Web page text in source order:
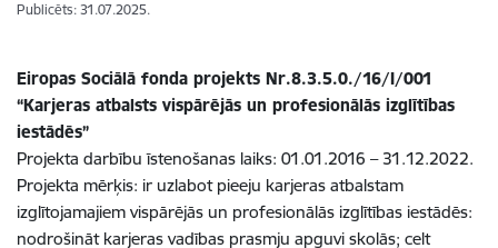
Publicēts: 31.07.2025.
Eiropas Sociālā fonda projekts Nr.8.3.5.0./16/I/001
“Karjeras atbalsts vispārējās un profesionālās izglītības
iestādēs”
Projekta darbību īstenošanas laiks: 01.01.2016 – 31.12.2022.
Projekta mērķis: ir uzlabot pieeju karjeras atbalstam
izglītojamajiem vispārējās un profesionālās izglītības iestādēs:
nodrošināt karjeras vadības prasmju apguvi skolās; celt